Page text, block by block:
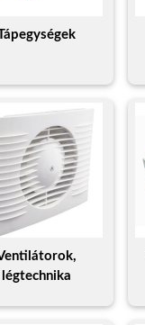
légtechnika